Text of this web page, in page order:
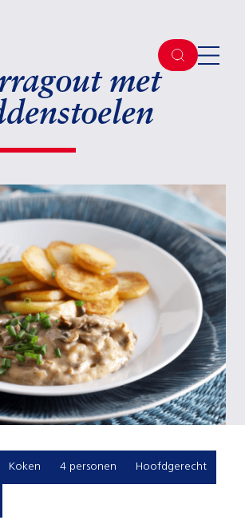
met
Koken 4 personen Hoofdgerecht